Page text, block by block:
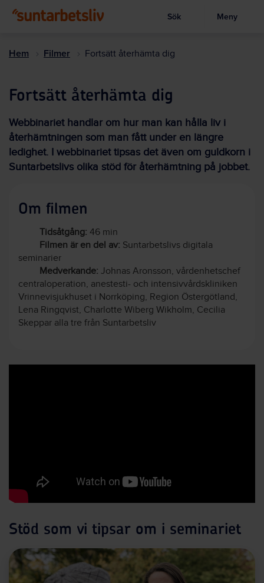
till
Visa sökruta
Sök Meny
Hem Filmer Fortsätt återhämta dig
Fortsätt återhämta dig
Webbinariet handlar om hur man kan hålla liv i
återhämtningen som man fått under en längre
ledighet. I webbinariet tipsas det även om guldkorn i
Suntarbetslivs olika stöd för återhämtning på jobbet.
Om filmen
Tidsåtgång: 46 min
Filmen är en del av: Suntarbetslivs digitala
seminarier
Medverkande: Johnas Aronsson, vårdenhetschef
centraloperation, anestesti- och intensivvårdskliniken
Vrinnevisjukhuset i Norrköping, Region Östergötland,
Lena Ringqvist, Charlotte Wiberg Wikholm, Cecilia
Skeppar alla tre från Suntarbetsliv
Stöd som vi tipsar om i seminariet